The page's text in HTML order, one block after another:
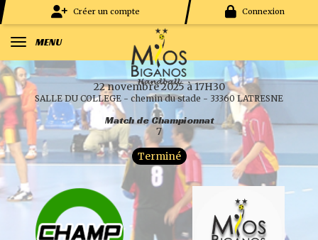
Créer un compte Connexion
MENU
22 novembre 2025 à 17H30
SALLE DU COLLEGE - chemin du stade - 33360 LATRESNE
Match de Championnat
7
Terminé
Panneau de gestion des cookies